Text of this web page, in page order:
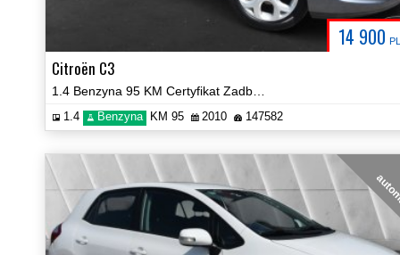
14 900
Citroën C3
1.4 Benzyna KM 95 2010 147582